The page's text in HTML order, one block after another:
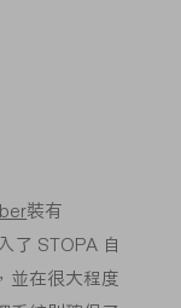
裝有
了 STOPA 自
並在很大程度